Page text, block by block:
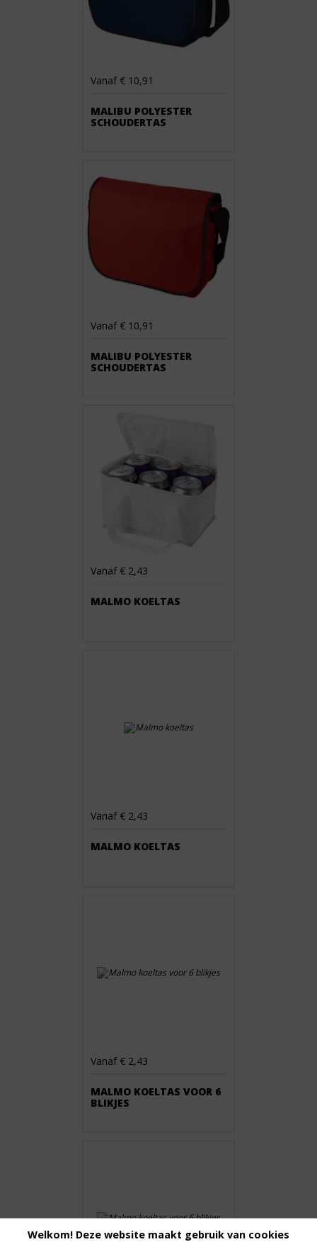
Vanaf € 10,91
MALIBU POLYESTER
SCHOUDERTAS
Vanaf € 10,91
MALIBU POLYESTER
SCHOUDERTAS
Vanaf € 2,43
MALMO KOELTAS
Vanaf € 2,43
MALMO KOELTAS
Vanaf € 2,43
MALMO KOELTAS VOOR 6
BLIKJES
Welkom! Deze website maakt gebruik van cookies